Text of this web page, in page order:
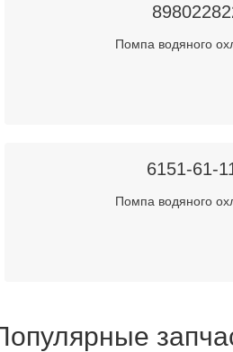
Помпа водяного
6151-61-
Помпа водяного